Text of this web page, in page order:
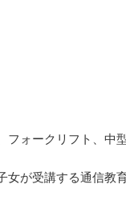
ォークリフト、中型
が受講する通信教